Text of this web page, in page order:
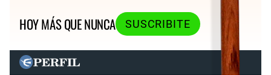
HOY MÁS QUE NUNCA
SUSCRIBITE